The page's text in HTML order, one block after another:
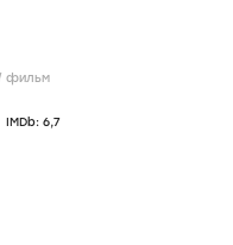
фильм
IMDb: 6,7